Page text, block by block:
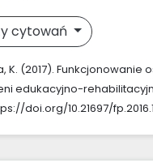
cytowań
K. (2017).
edukacyjno-
doi.org/10.21697/